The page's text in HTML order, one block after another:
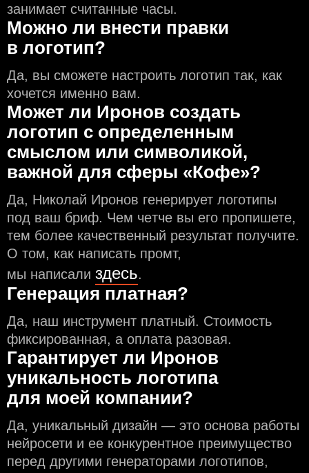
занимает считанные часы.
Можно ли внести правки
в логотип?
Да, вы сможете настроить логотип так, как
хочется именно вам.
Может ли Иронов создать
логотип с определeнным
смыслом или символикой,
важной для сферы «Кофе»?
Да, Николай Иронов генерирует логотипы
под ваш бриф. Чем чeтче вы его пропишете,
тем более качественный результат получите.
О том, как написать промт,
мы написали здесь.
Генерация платная?
Да, наш инструмент платный. Стоимость
фиксированная, а оплата разовая.
Гарантирует ли Иронов
уникальность логотипа
для моей компании?
Да, уникальный дизайн — это основа работы
нейросети и еe конкурентное преимущество
перед другими генераторами логотипов,